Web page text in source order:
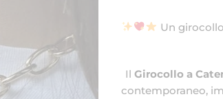
Un
Il Girocollo a
contemporaneo,